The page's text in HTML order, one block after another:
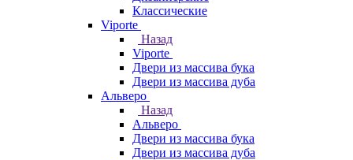
Классические
Viporte
Назад
Viporte
Двери из массива бука
Двери из массива дуба
Альверо
Назад
Альверо
Двери из массива бука
Двери из массива дуба